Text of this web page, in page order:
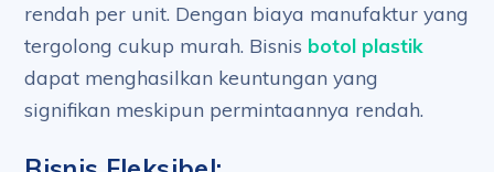
rendah per unit. Dengan biaya manufaktur yang
tergolong cukup murah. Bisnis botol plastik
dapat menghasilkan keuntungan yang
signifikan meskipun permintaannya rendah.